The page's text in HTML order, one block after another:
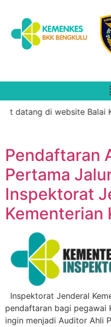
datang di website Balai
Pendaftaran
Pertama
Inspektorat
Kementerian
Inspektorat Jenderal
pendaftaran bagi pegawai
ingin menjadi Auditor Ahli